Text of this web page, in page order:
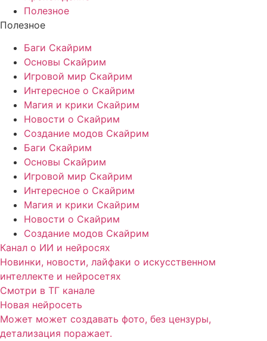
Полезное
Полезное
Баги Скайрим
Основы Скайрим
Игровой мир Скайрим
Интересное о Скайрим
Магия и крики Скайрим
Новости о Скайрим
Создание модов Скайрим
Баги Скайрим
Основы Скайрим
Игровой мир Скайрим
Интересное о Скайрим
Магия и крики Скайрим
Новости о Скайрим
Создание модов Скайрим
Канал о ИИ и нейросях
Новинки, новости, лайфаки о искусственном
интеллекте и нейросетях
Смотри в ТГ канале
Новая нейросеть
Может может создавать фото, без цензуры,
детализация поражает.